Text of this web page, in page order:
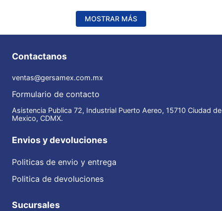
MOSTRAR MÁS
Contactanos
ventas@gersamex.com.mx
Formulario de contacto
Asistencia Publica 72, Industrial Puerto Aereo, 15710 Ciudad de
Mexico, CDMX.
Envios y devoluciones
Politicas de envio y entrega
Politica de devoluciones
Sucursales